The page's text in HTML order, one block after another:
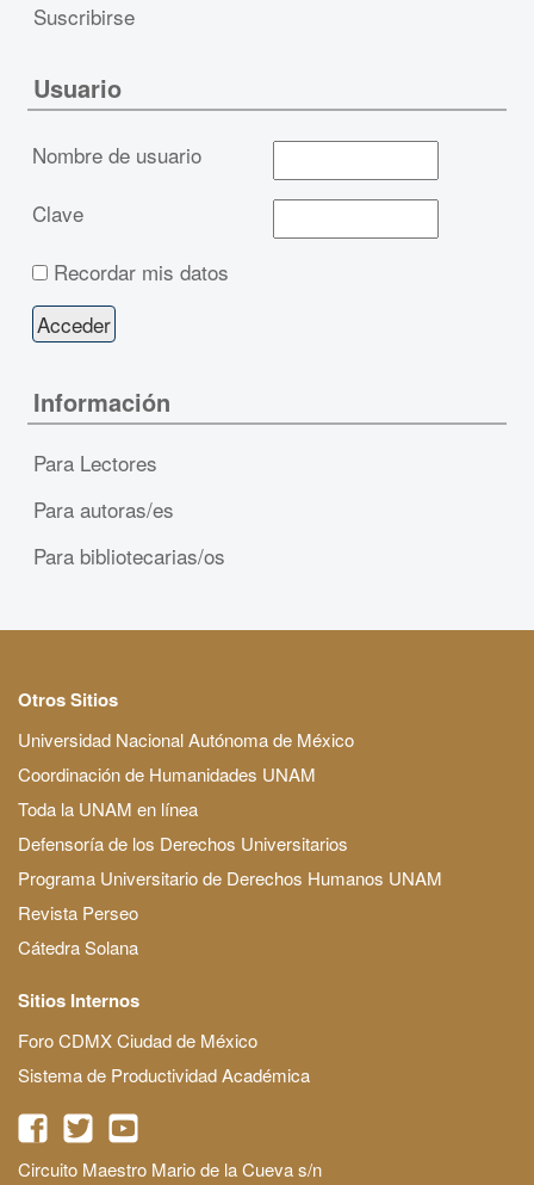
Suscribirse
Usuario
Nombre de usuario
Clave
Recordar mis datos
Información
Para Lectores
Para autoras/es
Para bibliotecarias/os
Otros Sitios
Universidad Nacional Autónoma de México
Coordinación de Humanidades UNAM
Toda la UNAM en línea
Defensoría de los Derechos Universitarios
Programa Universitario de Derechos Humanos UNAM
Revista Perseo
Cátedra Solana
Sitios Internos
Foro CDMX Ciudad de México
Sistema de Productividad Académica
Circuito Maestro Mario de la Cueva s/n